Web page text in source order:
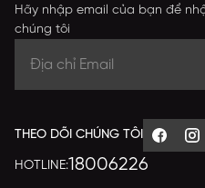
Hãy nhập email của bạn để
chúng tôi
THEO DÕI CHÚNG TÔI
HOTLINE:18006226